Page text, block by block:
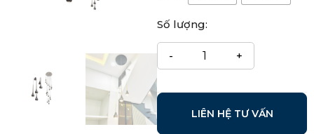
Số lượng:
LIÊN HỆ TƯ VẤN